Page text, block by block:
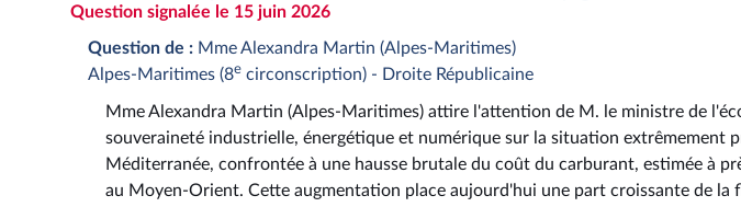
Question signalée le 15 juin 2026
Question de : Mme Alexandra Martin (Alpes-Maritimes)
Alpes-Maritimes (8e circonscription) - Droite Républicaine
Mme Alexandra Martin (Alpes-Maritimes) attire l'attention de M. le ministre de
souveraineté industrielle, énergétique et numérique sur la situation extrêmement
Méditerranée, confrontée à une hausse brutale du coût du carburant, estimée à
au Moyen-Orient. Cette augmentation place aujourd'hui une part croissante de la